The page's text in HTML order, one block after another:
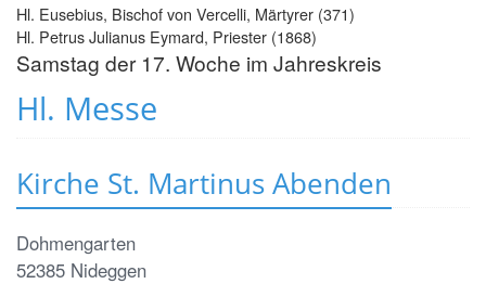
Hl. Messe
Hl. Eusebius, Bischof von Vercelli, Märtyrer (371)
Hl. Petrus Julianus Eymard, Priester (1868)
Samstag der 17. Woche im Jahreskreis
Kirche St. Martinus Abenden
Dohmengarten
52385 Nideggen